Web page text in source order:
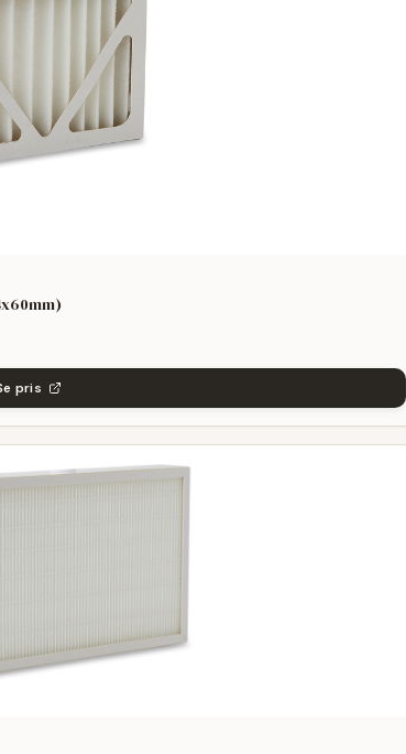
pris